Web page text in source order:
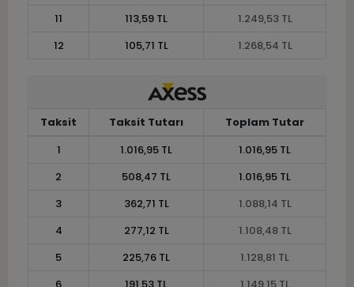
11
113,59 TL
1.249,53 TL
12
105,71 TL 1.268,54 TL
Taksit Taksit Tutarı
Toplam Tutar
1
1.016,95 TL
1.016,95 TL
2
508,47 TL
1.016,95 TL
3
362,71 TL
1.088,14 TL
4
277,12 TL
1.108,48 TL
5
225,76 TL
1.128,81 TL
6
191,53 TL
1.149,15 TL